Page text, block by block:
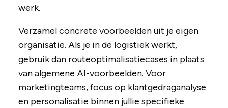
werk.
Verzamel concrete voorbeelden uit je eigen
organisatie. Als je in de logistiek werkt,
gebruik dan routeoptimalisatiecases in plaats
van algemene AI-voorbeelden. Voor
marketingteams, focus op klantgedraganalyse
en personalisatie binnen jullie specifieke